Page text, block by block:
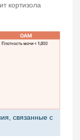
кортизола
связанные с